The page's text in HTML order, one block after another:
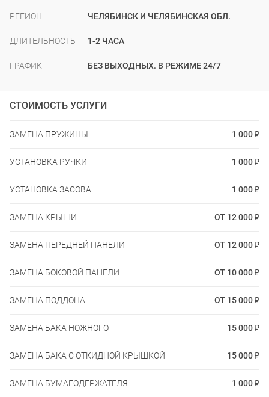
СТОИМОСТЬ УСЛУГИ
ЗАМЕНА ПРУЖИНЫ 1 000 ₽
УСТАНОВКА РУЧКИ 1 000 ₽
УСТАНОВКА ЗАСОВА 1 000 ₽
ЗАМЕНА КРЫШИ ОТ 12 000 ₽
ЗАМЕНА ПЕРЕДНЕЙ ПАНЕЛИ ОТ 12 000 ₽
ЗАМЕНА БОКОВОЙ ПАНЕЛИ ОТ 10 000 ₽
ЗАМЕНА ПОДДОНА ОТ 15 000 ₽
ЗАМЕНА БАКА НОЖНОГО 15 000 ₽
ЗАМЕНА БАКА С ОТКИДНОЙ КРЫШКОЙ 15 000 ₽
ЗАМЕНА БУМАГОДЕРЖАТЕЛЯ 1 000 ₽
РЕГИОН ЧЕЛЯБИНСК И ЧЕЛЯБИНСКАЯ ОБЛ.
ДЛИТЕЛЬНОСТЬ 1-2 ЧАСА
ГРАФИК БЕЗ ВЫХОДНЫХ. В РЕЖИМЕ 24/7